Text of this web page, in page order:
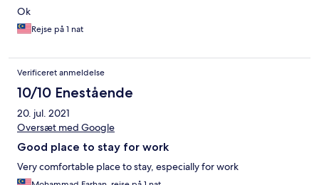
Ok
Rejse på 1 nat
Verificeret anmeldelse
10/10 Enestående
20. jul. 2021
Oversæt med Google
Good place to stay for work
Very comfortable place to stay, especially for work